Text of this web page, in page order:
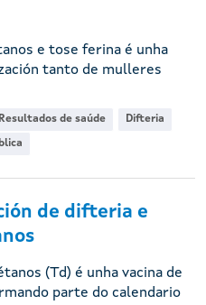
e tose ferina é unha
tanto de mulleres
Resultados de saúde Difteria
de difteria e
(Td) é unha vacina de
parte do calendario